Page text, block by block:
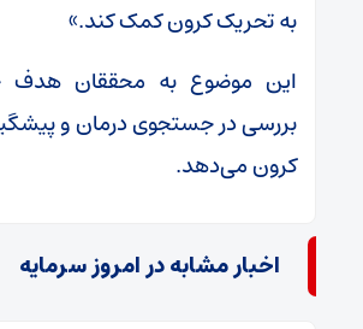
به تحریک کرون کمک کند.»
این موضوع به محققان هدف
بررسی در جستجوی درمان و
کرون می‌دهد.
اخبار مشابه در امروز سرمایه